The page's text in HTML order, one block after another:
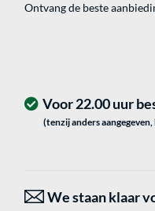
Ontvang de beste
Voor 22.00 uur
(tenzij anders
We staan klaar